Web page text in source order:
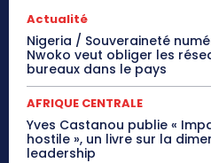
Actualité
Nigeria / Souveraineté
Nwoko veut obliger les
bureaux dans le pays
AFRIQUE CENTRALE
Yves Castanou publie «
hostile », un livre sur la
leadership